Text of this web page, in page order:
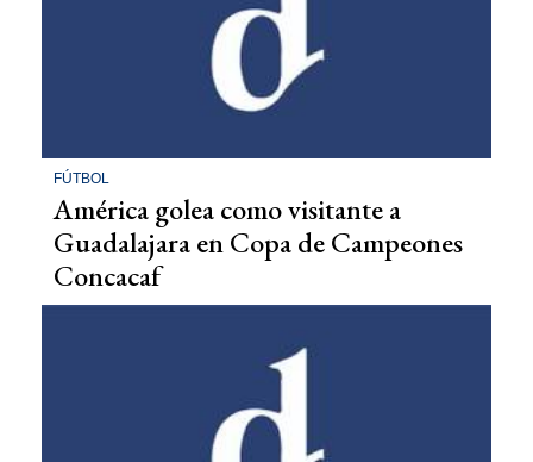
FÚTBOL
América golea como visitante a
Guadalajara en Copa de Campeones
Concacaf